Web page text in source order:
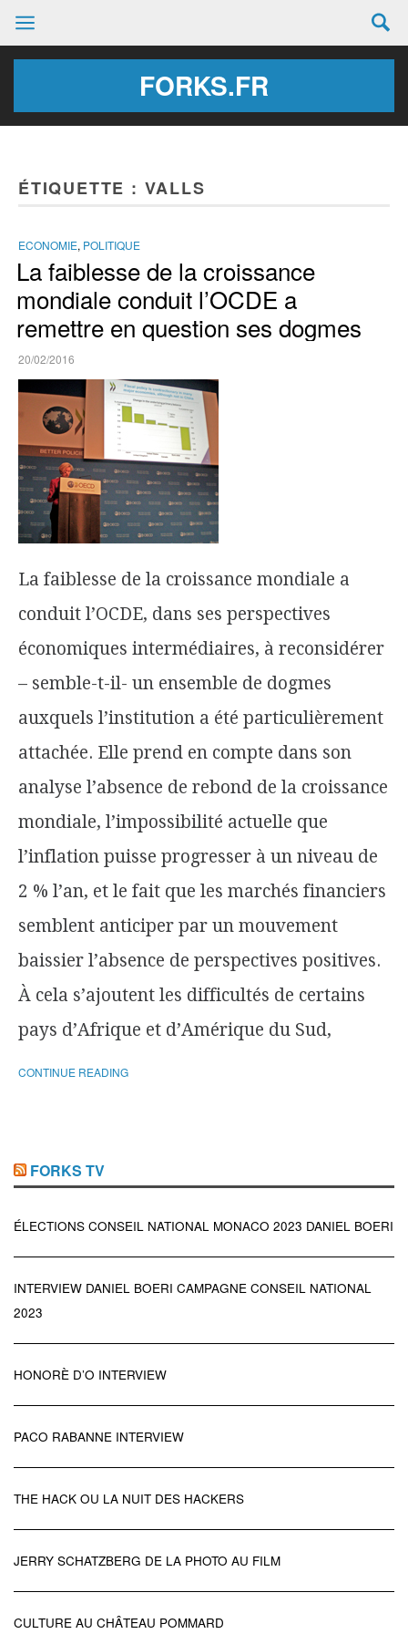
FORKS.FR
ÉTIQUETTE : VALLS
ECONOMIE, POLITIQUE
La faiblesse de la croissance
mondiale conduit l’OCDE a
remettre en question ses dogmes
20/02/2016
La faiblesse de la croissance mondiale a
conduit l’OCDE, dans ses perspectives
économiques intermédiaires, à reconsidérer
– semble-t-il- un ensemble de dogmes
auxquels l’institution a été particulièrement
attachée. Elle prend en compte dans son
analyse l’absence de rebond de la croissance
mondiale, l’impossibilité actuelle que
l’inflation puisse progresser à un niveau de
2 % l’an, et le fait que les marchés financiers
semblent anticiper par un mouvement
baissier l’absence de perspectives positives.
À cela s’ajoutent les difficultés de certains
pays d’Afrique et d’Amérique du Sud,
CONTINUE READING
FORKS TV
ÉLECTIONS CONSEIL NATIONAL MONACO 2023 DANIEL BOERI
INTERVIEW DANIEL BOERI CAMPAGNE CONSEIL NATIONAL
2023
HONORÈ D’O INTERVIEW
PACO RABANNE INTERVIEW
THE HACK OU LA NUIT DES HACKERS
JERRY SCHATZBERG DE LA PHOTO AU FILM
CULTURE AU CHÂTEAU POMMARD